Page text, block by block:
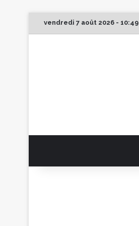
vendredi 7 août 2026 - 10:49